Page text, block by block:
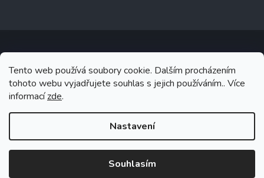
Tento web používá soubory cookie. Dalším procházením
tohoto webu vyjadřujete souhlas s jejich používáním.. Více
informacízde.
Nastavení
Souhlasím
Copyright 2026Zenavico.cz . Všechna práva vyhrazena.
Grafický návrh vytvořil a na Shoptet implementoval
Shoptetak.cz.